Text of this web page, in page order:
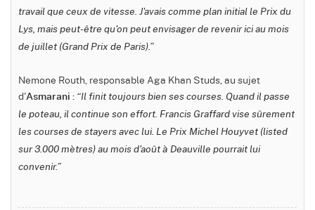
travail que ceux de vitesse. J'avais comme plan initial le Prix du
Lys, mais peut-être qu'on peut envisager de revenir ici au mois
de juillet (Grand Prix de Paris).”
Nemone Routh, responsable Aga Khan Studs, au sujet
d'Asmarani : “Il finit toujours bien ses courses. Quand il passe
le poteau, il continue son effort. Francis Graffard vise sûrement
les courses de stayers avec lui. Le Prix Michel Houyvet (listed
sur 3.000 mètres) au mois d'août à Deauville pourrait lui
convenir.”